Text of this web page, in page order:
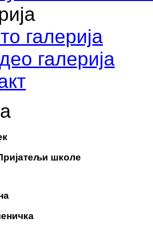
галерија
галерија
школе